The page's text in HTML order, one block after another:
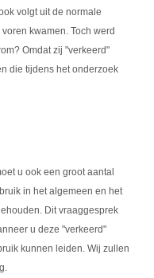
volgt uit de normale
kwamen. Toch werd
Omdat zij "verkeerd"
die tijdens het onderzoek
u ook een groot aantal
in het algemeen en het
Dit vraaggesprek
u deze "verkeerd"
kunnen leiden. Wij zullen